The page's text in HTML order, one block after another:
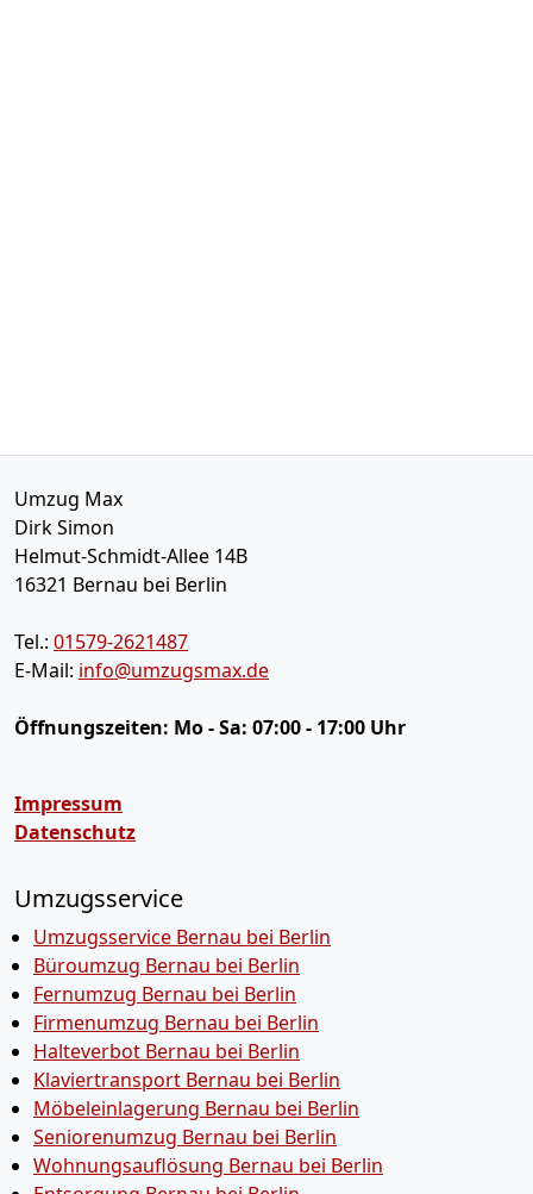
Umzug Max
Dirk Simon
Helmut-Schmidt-Allee 14B
16321 Bernau bei Berlin
Tel.: 01579-2621487
E-Mail: info@umzugsmax.de
Öffnungszeiten: Mo - Sa: 07:00 - 17:00 Uhr
Impressum
Datenschutz
Umzugsservice
Umzugsservice Bernau bei Berlin
Büroumzug Bernau bei Berlin
Fernumzug Bernau bei Berlin
Firmenumzug Bernau bei Berlin
Halteverbot Bernau bei Berlin
Klaviertransport Bernau bei Berlin
Möbeleinlagerung Bernau bei Berlin
Seniorenumzug Bernau bei Berlin
Wohnungsauflösung Bernau bei Berlin